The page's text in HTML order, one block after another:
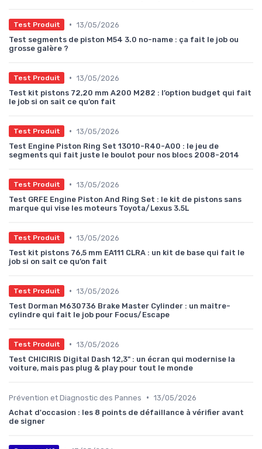
Test Produit • 13/05/2026
Test segments de piston M54 3.0 no-name : ça fait le job ou
grosse galère ?
Test Produit • 13/05/2026
Test kit pistons 72,20 mm A200 M282 : l’option budget qui fait
le job si on sait ce qu’on fait
Test Produit • 13/05/2026
Test Engine Piston Ring Set 13010-R40-A00 : le jeu de
segments qui fait juste le boulot pour nos blocs 2008-2014
Test Produit • 13/05/2026
Test GRFE Engine Piston And Ring Set : le kit de pistons sans
marque qui vise les moteurs Toyota/Lexus 3.5L
Test Produit • 13/05/2026
Test kit pistons 76,5 mm EA111 CLRA : un kit de base qui fait le
job si on sait ce qu’on fait
Test Produit • 13/05/2026
Test Dorman M630736 Brake Master Cylinder : un maître-
cylindre qui fait le job pour Focus/Escape
Test Produit • 13/05/2026
Test CHICIRIS Digital Dash 12,3" : un écran qui modernise la
voiture, mais pas plug & play pour tout le monde
Prévention et Diagnostic des Pannes • 13/05/2026
Achat d'occasion : les 8 points de défaillance à vérifier avant
de signer